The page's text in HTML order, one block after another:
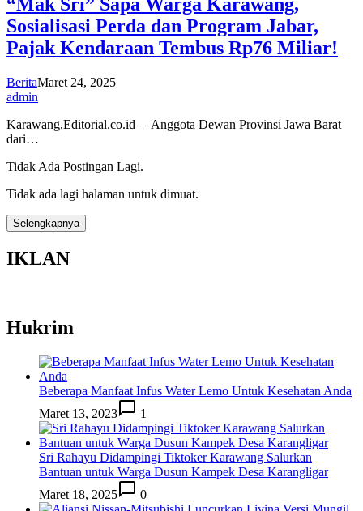
Sosialisasi Perda dan Program Jabar,
Pajak Kendaraan Tembus Rp76 Miliar!
BeritaMaret 24, 2025
admin
Karawang,Editorial.co.id – Anggota Dewan Provinsi Jawa Barat
dari…
Tidak Ada Postingan Lagi.
Tidak ada lagi halaman untuk dimuat.
Selengkapnya
IKLAN
Hukrim
Beberapa Manfaat Infus Water Lemo Untuk Kesehatan Anda
Maret 13, 2023
1
Sri Rahayu Didampingi Tiktoker Karawang Salurkan
Bantuan untuk Warga Dusun Kampek Desa Karangligar
Maret 18, 2025
0